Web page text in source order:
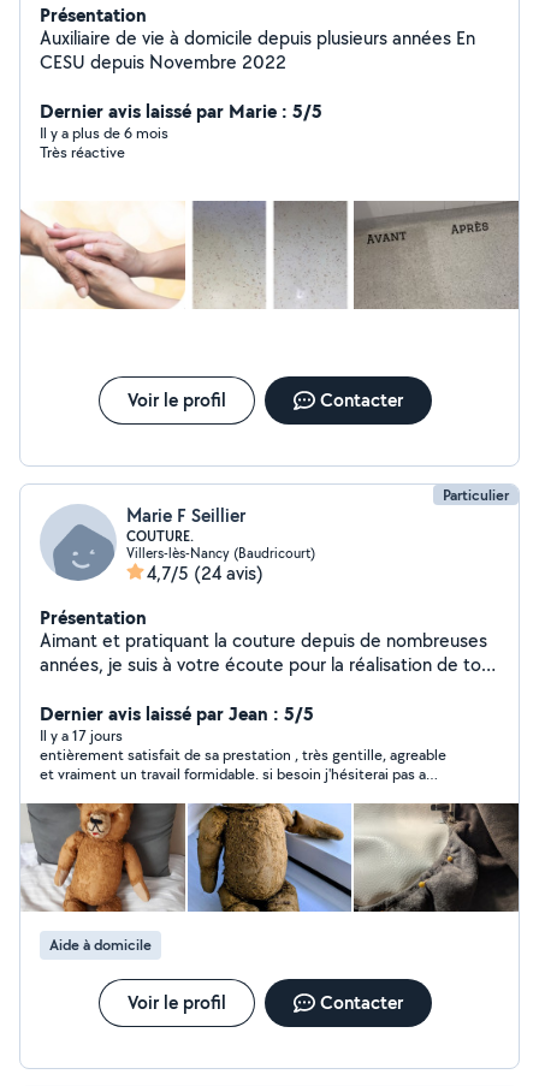
Présentation
Auxiliaire de vie à domicile depuis plusieurs années En
CESU depuis Novembre 2022
Dernier avis laissé par Marie : 5/5
Il y a plus de 6 mois
Très réactive
Voir le profil Contacter
Particulier
Marie F Seillier
COUTURE.
Villers-lès-Nancy (Baudricourt)
4,7/5 (24 avis)
Présentation
Aimant et pratiquant la couture depuis de nombreuses
années, je suis à votre écoute pour la réalisation de tous
vêtements, voilages , tissus d'ameublement, matériel
textile et autres.
Dernier avis laissé par Jean : 5/5
Il y a 17 jours
entièrement satisfait de sa prestation , très gentille, agreable
et vraiment un travail formidable. si besoin j'hésiterai pas a
Aide à domicile
Voir le profil Contacter